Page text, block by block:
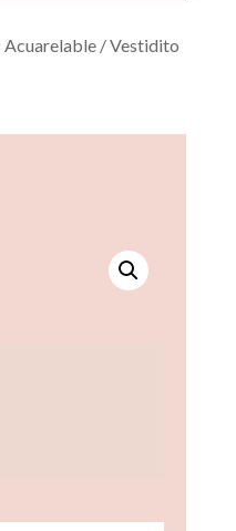
Acuarelable/ Vestidito